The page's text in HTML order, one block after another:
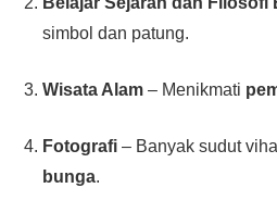
simbol dan patung.
Wisata Alam – Menikmati
Fotografi – Banyak sudut
bunga.